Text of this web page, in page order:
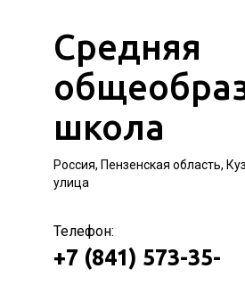
Средняя
школа
Россия, Пензенская область,
улица
Телефон:
+7 (841) 573-35-